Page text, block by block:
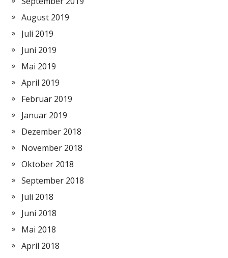
August 2019
Juli 2019
Juni 2019
Mai 2019
April 2019
Februar 2019
Januar 2019
Dezember 2018
November 2018
Oktober 2018
September 2018
Juli 2018
Juni 2018
Mai 2018
April 2018